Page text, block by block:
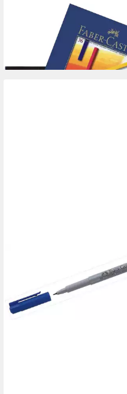
FABER-CASTELL
Maltuch Pastellkreide
Studio Soft VE=36 Stück
ab 27,64 €
lieferbar - in 6-8 Werktagen bei